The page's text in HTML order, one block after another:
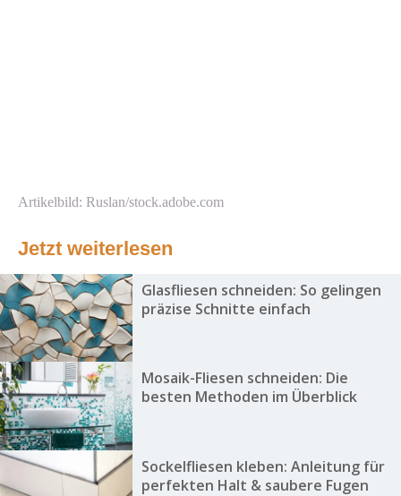
Artikelbild: Ruslan/stock.adobe.com
Jetzt weiterlesen
Glasfliesen schneiden: So gelingen
präzise Schnitte einfach
Mosaik-Fliesen schneiden: Die
besten Methoden im Überblick
Sockelfliesen kleben: Anleitung für
perfekten Halt & saubere Fugen